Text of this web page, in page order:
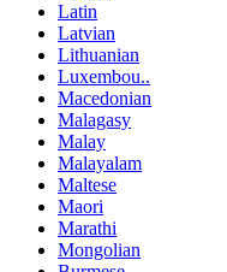
Latin
Latvian
Lithuanian
Luxembou..
Macedonian
Malagasy
Malay
Malayalam
Maltese
Maori
Marathi
Mongolian